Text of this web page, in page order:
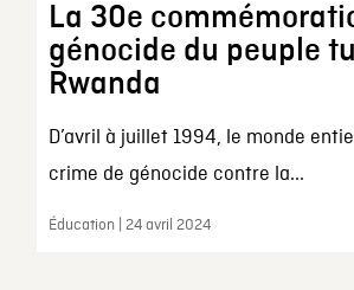
La 30e
génocide du peuple
Rwanda
D’avril à juillet 1994, le monde
crime de génocide contre la...
Éducation | 24 avril 2024